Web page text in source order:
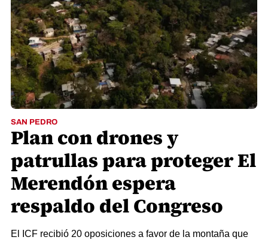
SAN PEDRO
Plan con drones y
patrullas para proteger El
Merendón espera
respaldo del Congreso
El ICF recibió 20 oposiciones a favor de la montaña que